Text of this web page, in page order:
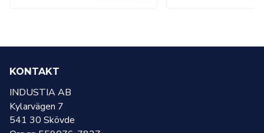
KONTAKT
INDUSTIA AB
Kylarvägen 7
541 30 Skövde